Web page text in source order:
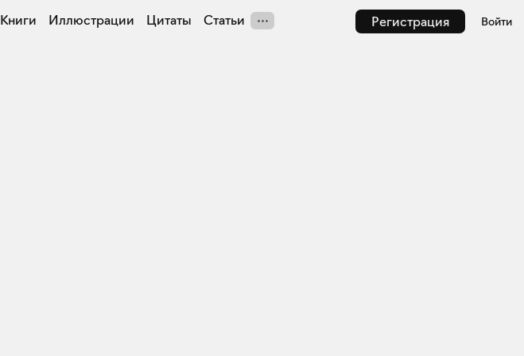
Регистрация Войти
Книги Иллюстрации Цитаты Статьи